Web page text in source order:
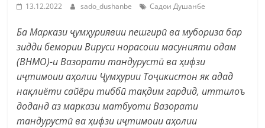
13.12.2022 sado_dushanbe Садои Душанбе
Ба Маркази ҷумҳуриявии пешгирӣ ва мубориза бар
зидди бемории Вируси норасоии масунияти одам
(ВНМО)-и Вазорати тандурустӣ ва ҳифзи
иҷтимоии аҳолии Ҷумҳурии Тоҷикистон як адад
нақлиёти сайёри тиббӣ тақдим гардид, иттилоъ
доданд аз маркази матбуоти Вазорати
тандурустӣ ва ҳифзи иҷтимоии аҳолии